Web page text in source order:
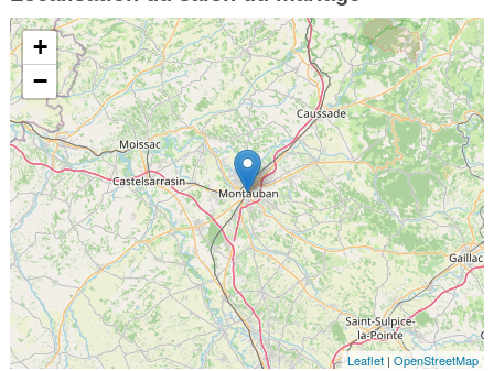
+
−
Leaflet |OpenStreetMap